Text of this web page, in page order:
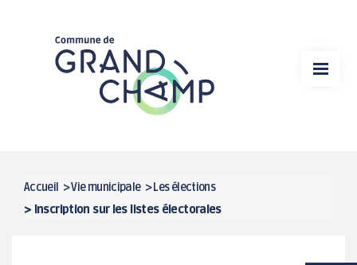
contenu
principal
MA MAIRIE
VIE ÉCONOMIQUE
SPORT
FIL
Accueil >Vie municipale > Les élections
> Inscription sur les listes électorales